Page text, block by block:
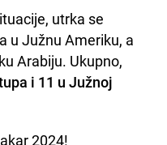
utrka se
u Južnu Ameriku, a
Arabiju. Ukupno,
i 11 u Južnoj
2024!